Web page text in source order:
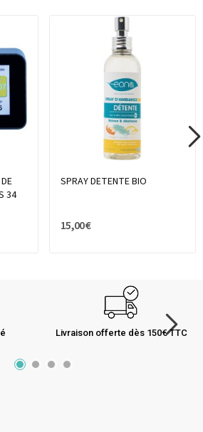
34
SPRAY DETENTE BIO
15,00 €
Livraison offerte dès 150€ TTC